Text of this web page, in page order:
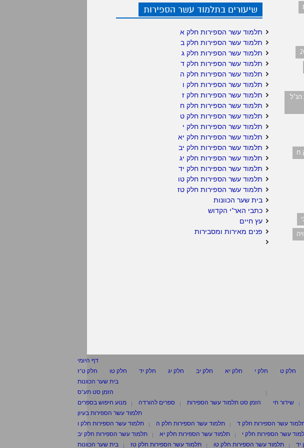
הנ"ל
ח
שיעורים בתלמוד עשר הספירות
תלמוד עשר הספירות חלק א
תלמוד עשר הספירות חלק ב
תלמוד עשר הספירות חלק ג
תלמוד עשר הספירות חלק ד
תלמוד עשר הספירות חלק ה
תלמוד עשר הספירות חלק ו
תלמוד עשר הספירות חלק ז
תלמוד עשר הספירות חלק ח
תלמוד עשר הספירות חלק ט
תלמוד עשר הספירות חלק י
תלמוד עשר הספירות חלק יא
תלמוד עשר הספירות חלק יב
תלמוד עשר הספירות חלק יג
תלמוד עשר הספירות חלק יד
תלמוד עשר הספירות חלק טו
תלמוד עשר הספירות חלק טז
בית שער הכוונות
כתבי האר"י הקדוש
עץ חיים
פנים מאירות ומסבירות
דף היומי
חלק ט חלק י חלק יא חלק יב חלק יג חלק יד חלק טו
חלק ט"ז
בית שער הכוונות
שידור חי
הזמן סט תע"ס
הזמן סט תלמוד עשר הספירות
ספרים להורדה
מנוע חיפוש בספרים
תלמוד עשר הספירות בעיון
עשר הספירות חלק ד תלמוד עשר הספירות חלק ה
תלמוד עשר הספירות חלק ו
עשר הספירות חלק י תלמוד עשר הספירות חלק יא
תלמוד עשר הספירות חלק יב
יד תלמוד עשר הספירות חלק טו תלמוד עשר הספירות חלק טז בית שער הכוונות